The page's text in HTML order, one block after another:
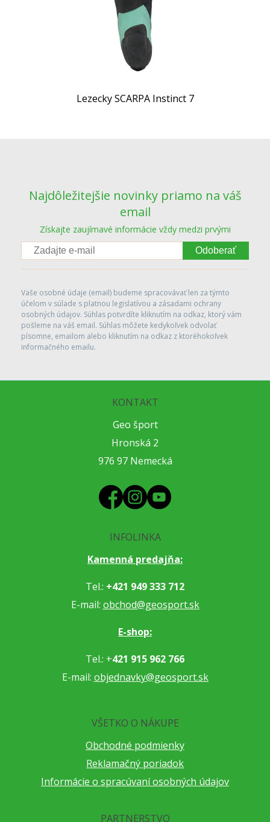
Lezecky SCARPA Instinct 7
Najdôležitejšie novinky priamo na váš
email
Získajte zaujímavé informácie vždy medzi prvými
Odoberať
Vaše osobné údaje (email) budeme spracovávať len za týmto
účelom v súlade s platnou legislatívou a zásadami ochrany
osobných údajov. Súhlas potvrdíte kliknutím na odkaz, ktorý vám
pošleme na váš email. Súhlas môžete kedykoľvek odvolať
písomne, emailom alebo kliknutím na odkaz z ktoréhokoľvek
informačného emailu.
KONTAKT
Geo šport
Hronská 2
976 97 Nemecká
INFOLINKA
Kamenná predajňa:
Tel.: +421 949 333 712
E-mail: obchod@geosport.sk
E-shop:
Tel.: +421 915 962 766
E-mail: objednavky@geosport.sk
VŠETKO O NÁKUPE
Obchodné podmienky
Reklamačný poriadok
Informácie o spracúvaní osobných údajov
PARTNERSTVO